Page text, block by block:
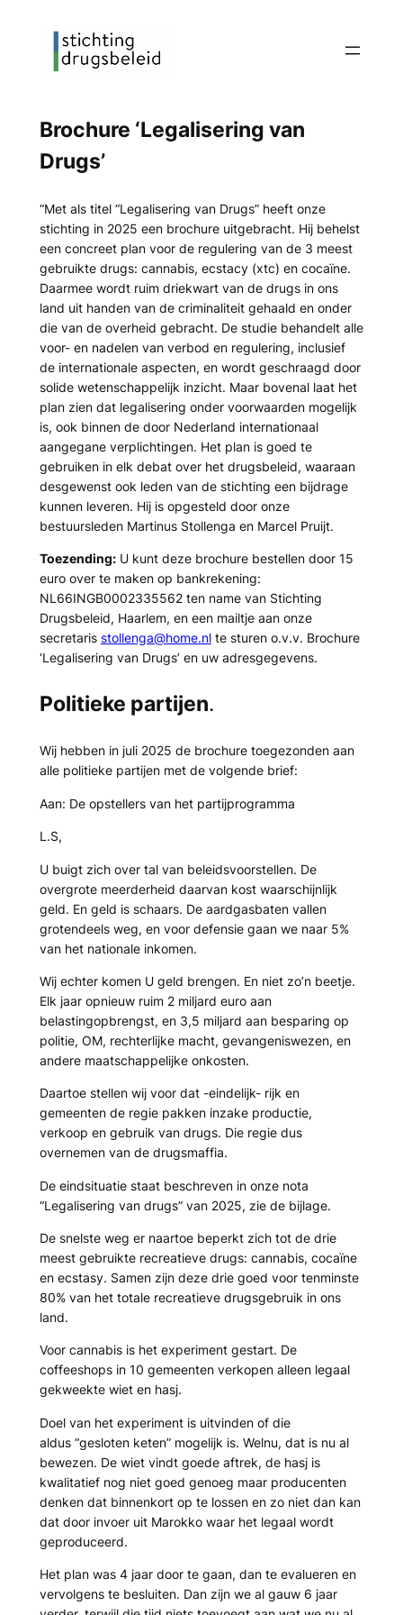
Brochure ‘Legalisering van
Drugs’
“Met als titel “Legalisering van Drugs” heeft onze
stichting in 2025 een brochure uitgebracht. Hij behelst
een concreet plan voor de regulering van de 3 meest
gebruikte drugs: cannabis, ecstacy (xtc) en cocaïne.
Daarmee wordt ruim driekwart van de drugs in ons
land uit handen van de criminaliteit gehaald en onder
die van de overheid gebracht. De studie behandelt alle
voor- en nadelen van verbod en regulering, inclusief
de internationale aspecten, en wordt geschraagd door
solide wetenschappelijk inzicht. Maar bovenal laat het
plan zien dat legalisering onder voorwaarden mogelijk
is, ook binnen de door Nederland internationaal
aangegane verplichtingen. Het plan is goed te
gebruiken in elk debat over het drugsbeleid, waaraan
desgewenst ook leden van de stichting een bijdrage
kunnen leveren. Hij is opgesteld door onze
bestuursleden Martinus Stollenga en Marcel Pruijt.
Toezending:U kunt deze brochure bestellen door 15
euro over te maken op bankrekening:
NL66INGB0002335562 ten name van Stichting
Drugsbeleid, Haarlem, en een mailtje aan onze
secretaris stollenga@home.nlte sturen o.v.v. Brochure
‘Legalisering van Drugs’ en uw adresgegevens.
Politieke partijen.
Wij hebben in juli 2025 de brochure toegezonden aan
alle politieke partijen met de volgende brief:
Aan: De opstellers van het partijprogramma
L.S,
U buigt zich over tal van beleidsvoorstellen. De
overgrote meerderheid daarvan kost waarschijnlijk
geld. En geld is schaars. De aardgasbaten vallen
grotendeels weg, en voor defensie gaan we naar 5%
van het nationale inkomen.
Wij echter komen U geld brengen. En niet zo’n beetje.
Elk jaar opnieuw ruim 2 miljard euro aan
belastingopbrengst, en 3,5 miljard aan besparing op
politie, OM, rechterlijke macht, gevangeniswezen, en
andere maatschappelijke onkosten.
Daartoe stellen wij voor dat -eindelijk- rijk en
gemeenten de regie pakken inzake productie,
verkoop en gebruik van drugs. Die regie dus
overnemen van de drugsmaffia.
De eindsituatie staat beschreven in onze nota
“Legalisering van drugs” van 2025, zie de bijlage.
De snelste weg er naartoe beperkt zich tot de drie
meest gebruikte recreatieve drugs: cannabis, cocaïne
en ecstasy. Samen zijn deze drie goed voor tenminste
80% van het totale recreatieve drugsgebruik in ons
land.
Voor cannabis is het experiment gestart. De
coffeeshops in 10 gemeenten verkopen alleen legaal
gekweekte wiet en hasj.
Doel van het experiment is uitvinden of die
aldus “gesloten keten” mogelijk is. Welnu, dat is nu al
bewezen. De wiet vindt goede aftrek, de hasj is
kwalitatief nog niet goed genoeg maar producenten
denken dat binnenkort op te lossen en zo niet dan kan
dat door invoer uit Marokko waar het legaal wordt
geproduceerd.
Het plan was 4 jaar door te gaan, dan te evalueren en
vervolgens te besluiten. Dan zijn we al gauw 6 jaar